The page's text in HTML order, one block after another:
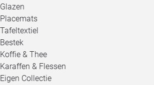
Glazen
Placemats
Tafeltextiel
Bestek
Koffie & Thee
Karaffen & Flessen
Eigen Collectie